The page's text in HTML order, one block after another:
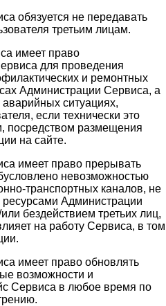
обязуется не передавать
третьим лицам.
имеет право
для проведения
и ремонтных
Администрации Сервиса, а
ситуациях,
если технически это
посредством размещения
на сайте.
имеет право прерывать
невозможностью
транспортных каналов, не
Администрации
бездействием третьих лиц,
на работу Сервиса, в том
имеет право обновлять
возможности и
Сервиса в любое время по